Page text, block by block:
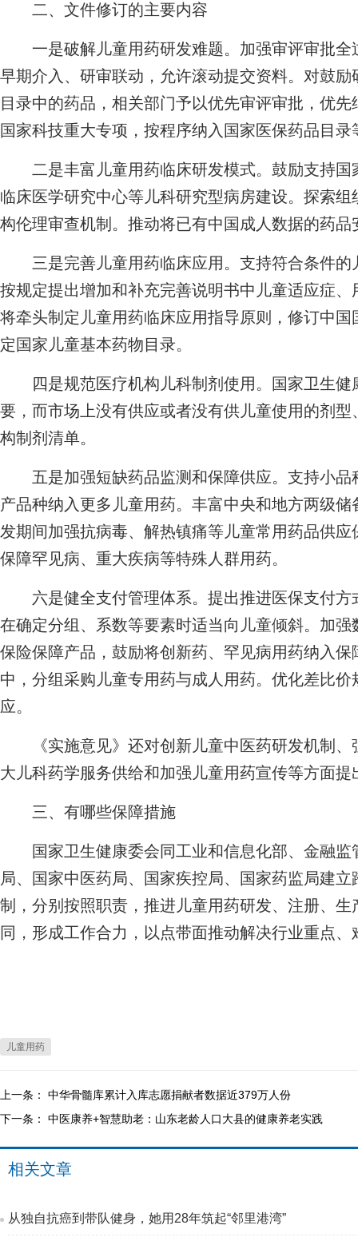
二、文件修订的主要内容
一是破解儿童用药研发难题。加强审评审批全
早期介入、研审联动，允许滚动提交资料。对鼓
目录中的药品，相关部门予以优先审评审批，优
国家科技重大专项，按程序纳入国家医保药品目录
二是丰富儿童用药临床研发模式。鼓励支持国
临床医学研究中心等儿科研究型病房建设。探索
构伦理审查机制。推动将已有中国成人数据的药
三是完善儿童用药临床应用。支持符合条件的
按规定提出增加和补充完善说明书中儿童适应症
将牵头制定儿童用药临床应用指导原则，修订中
定国家儿童基本药物目录。
四是规范医疗机构儿科制剂使用。国家卫生健
要，而市场上没有供应或者没有供儿童使用的剂
构制剂清单。
五是加强短缺药品监测和保障供应。支持小品
产品种纳入更多儿童用药。丰富中央和地方两级
发期间加强抗病毒、解热镇痛等儿童常用药品供
保障罕见病、重大疾病等特殊人群用药。
六是健全支付管理体系。提出推进医保支付方
在确定分组、系数等要素时适当向儿童倾斜。加
保险保障产品，鼓励将创新药、罕见病用药纳入
中，分组采购儿童专用药与成人用药。优化差比
应。
《实施意见》还对创新儿童中医药研发机制、
大儿科药学服务供给和加强儿童用药宣传等方面提
三、有哪些保障措施
国家卫生健康委会同工业和信息化部、金融监
局、国家中医药局、国家疾控局、国家药监局建
制，分别按照职责，推进儿童用药研发、注册、
同，形成工作合力，以点带面推动解决行业重点
儿童用药
上一条： 中华骨髓库累计入库志愿捐献者数据近379万人份
下一条： 中医康养+智慧助老：山东老龄人口大县的健康养老实践
相关文章
从独自抗癌到带队健身，她用28年筑起“邻里港湾”